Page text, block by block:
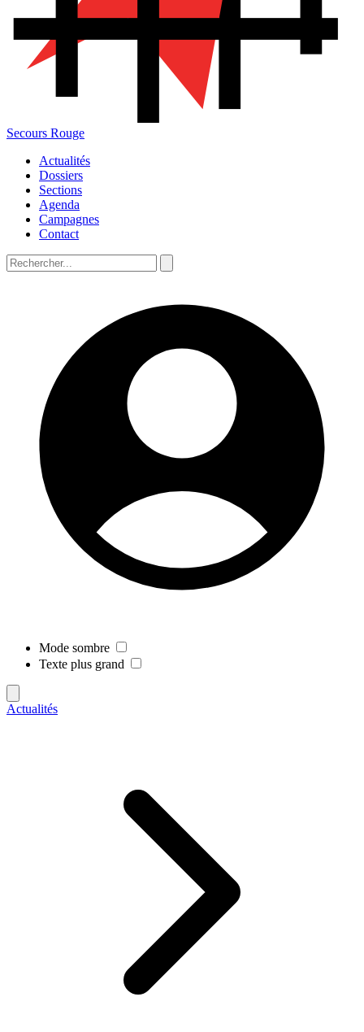
Secours Rouge
Actualités
Dossiers
Sections
Agenda
Campagnes
Contact
Mode sombre
Texte plus grand
Actualités